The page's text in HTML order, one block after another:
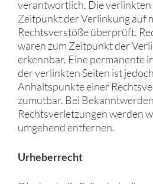
verantwortlich. Die verlinkten
Zeitpunkt der Verlinkung auf
Rechtsverstöße überprüft.
waren zum Zeitpunkt der
erkennbar. Eine permanente
der verlinkten Seiten ist
Anhaltspunkte einer
zumutbar. Bei
Rechtsverletzungen werden
umgehend entfernen.
Urheberrecht